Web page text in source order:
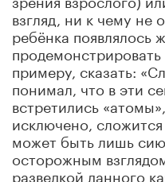
взгляд, ни к чему не
ребёнка появлялось
примеру, сказать:
понимал, что в эти
встретились
исключено,
может быть лишь
осторожным
разведкой данного